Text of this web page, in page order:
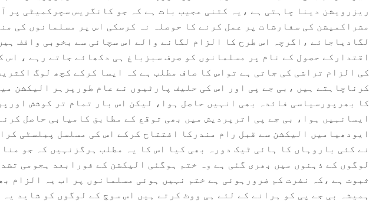
ریزرویشن دینا چاہتی ہے ،یہ کتنی عجیب بات ہے کہ جو کانگریس سچرکمیٹی پر
مشراکمیشن کی سفارشات پر عمل کرنے کا حوصلہ نہ کرسکی اس پر مسلمانوں کی
لگادیاجائے ،اگرچہ اس طرح کا الزام لگانے والے اس سچائی سے بخوبی واقف
اقتدارکے حصول کے نام پر مسلمانوں کو صرف سبزباغ ہی دکھائے جاتے رہے ، اس
کی الزام تراشی کی جاتی ہے تواس کا صاف مطلب ہے کہ ایسا کرکے کچھ لوگ
کرناچاہتے ہیں ،بی جے پی اور اس کی حلیف پارٹیوں نے عام طورپرہر الیکشن
کا بھرپورسیاسی فائدہ بھی انہیں حاصل ہوا، لیکن اس بار تمام تر کوشش
ایسانہیں ہوا، بی جے پی اترپردیش میں بھی توقع کے مطابق کامیابی حاصل
ایودھیامیں الیکشن سے قبل رام مندرکا افتتاح کرکے اس کی مسلسل پبلسٹی
نے کئی باروہاں کا ہائی ٹیک دورہ بھی کیا اس کا یہ مطلب ہرگزنہیں کہ جو
لوگوں کے ذہنوں میں بھری گئی ہے وہ ختم ہوگئی الیکشن کے فورابعد ہجومی
ثبوت ہے ،کہ نفرت کم ضرورہوئی ہے ختم نہیں ہوئی مسلمانوں پر اب یہ الزام
ہمیشہ بی جے پی کو ہرانے کے لئے ہی ووٹ کرتے ہیں اس سوچ کے لوگوں کو شاید یہ